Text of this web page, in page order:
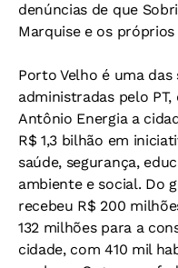
denúncias de que
Marquise e os
Porto Velho é uma
administradas pelo
Antônio Energia a
R$ 1,3 bilhão em
saúde, segurança,
ambiente e social. Do
recebeu R$ 200
132 milhões para a
cidade, com 410 mil